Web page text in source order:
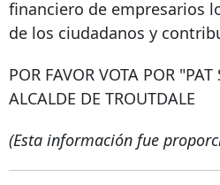
financiero de empresarios
de los ciudadanos y
POR FAVOR VOTA POR
ALCALDE DE TROUTDALE
(Esta información fue